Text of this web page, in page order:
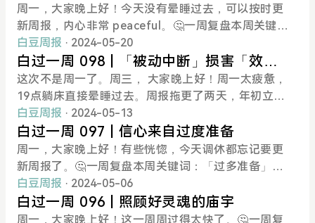
触手可及了。短视频、短的信息流、随时随地水群聊
天等等，永远处于自己的「近体空间」，可能性极
大，确定性极高，随时随地拥有。虽然我尝试了很多
方式，比如卸载微博客户端、把手机屏幕调灰等等，
但疲
多样，群体通过个体的死亡来保证整个群体的优化生
存。而逐渐演化到今天，在个体拥有了可重建的神经
系统上，我们每个人，能够通过学习等方式能够在个
体的生命周期内实现个体的迭代进化。学习的目的是
预测信息，增大自己生存的概率；之所以有东西可以
学，是因为我们的「前辈们」通过自己的各类生活实
践，探索出什么被现实验证是对的、什么是错的。世
界变化很快，每个人面对的情况都不同。所以个体除
了学
死比尔》；周三在跳海室外和朋友聊天；周四加完班
和朋友在楼顶聊天；周五在什刹海旁边的悠航和朋友
吃饭聊天。身处的物理环境对我的情绪、思维状态影
响都很大，「自定义」电子设备外，我开始自定义住
的地方——客厅挂了100多寸的白板+自定义电视壁纸
+自定义按时开关调节亮度的小米灯+进门红外感应的
小喇叭+多显示器+升降桌等等。我和我常在的物理空
间经过一段时间的磨合，有了「联合记忆」，也就是
我寄存了一部分记忆到房间中。固定经常在一个地方
做相似的事，那么这个地方就是我行为的「提示词」
prompt，形成了一个「场」。这些都是室内。《思
考如何超越思考》中提到「如果你了解一下卡拉卡浴
场，你就会发现 45 米高的天花板可以改变一个
人为划分几个对自己重要的节点。周报 100 期算一
个，读完 1000 本书算一个，下一个应该是 122 天后
—— 记录日志满 1000 天。🤔一周复盘100 期回顾：
这个系列从 2021年8月16日开始写，到今天，大概过
去了 1011 天，约 144 周，年份上算是横跨了 4 年，
四舍五入都够读一个大学了。最开始是为了督促自己
写点东西，发现选定主题的输出对我来说有点难，就
想到了这个「偷懒」的法子，开了这个阅读周报系
列，把自己每周读的书简单回顾一下，水一期周报，
至少每周都能发点东西。后面排版变了几次、加入了
每周一张照片、每周任务等等，今年开始和两个朋友
开周会，也要写一份周复盘文档，所以慢慢地结构化
的一周回顾都放到了那个文档，公众号的周报就更自
周一，大家晚上好！今天没有晕睡过去，可以按时更
新周报，内心非常 peaceful。🤔一周复盘本周关键
词：「散步」「徒步」「露营」过去七天，每天都散
步至少三十分钟以上；周三在公园没看手机、没听东
西散步两个多小时；周末和新朋友老朋友重走了八年
前的线路，在山上露营。虽然有些疲惫，但整体状态
非常好！散步打开了大脑默认发散模式，新的想法不
断冒出来，不相关的事件在自然缓慢自由地行走中，
在我的脑海中「炼丹」，非常好玩。有时候文字并不
只在办公桌前才能写出来，走路的时候、吃饭的时
候、洗澡的时候都在产生好玩的思路，「腹稿」这个
词太有趣了。看视频刷微博的时候，新的想法很少出
现。应该和人只有一个信息通道有关（one language
白豆周报 · 2024-05-20
白过一周 098 | 「被动中断」损害「效
能」
这次不是周一了。周三， 大家晚上好！周一太疲惫，
19点躺床直接晕睡过去。周报拖更了两天，年初立下
的 Flag 倒了，来给大家发 50 元的红包。上次直接发
支付宝口令红包的截图，会被机器人爬到，秒抢光。
后来我就没想过这个问题了—— 按时更新一篇不限字
数的周报而已，我肯定能完成...... 打脸了。这次还是
支付宝口令红包，不过口令难一点，需要在「网上邻
居」这首歌的歌词中找找，提示：「责任教练深入联
系」的下一句，共八个字。共计 5 个红包，每个 10
白豆周报 · 2024-05-13
白过一周 097 | 信心来自过度准备
周一，大家晚上好！有些恍惚，今天调休都忘记要更
新周报了。🤔一周复盘本周关键词：「过多准备」
「报告」4月份就和两个朋友约定了5月5号，每人进
行一个主题汇报，主题自己选。时间其实非常充足，
我选择的主题是「如何更好记忆自己认为重要的东
白豆周报 · 2024-05-06
白过一周 096 | 照顾好灵魂的庙宇
周一，大家晚上好！这一周周过得太快了。🤔一周复